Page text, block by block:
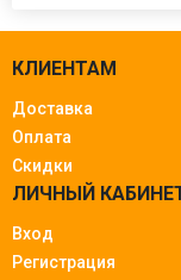
КЛИЕНТАМ
Доставка
Оплата
Скидки
ЛИЧНЫЙ
Вход
Регистрация